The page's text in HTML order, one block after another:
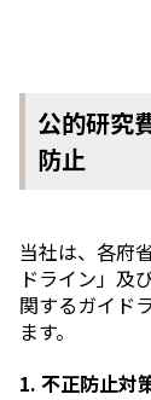
公的研究
防止
当社は、各府
ドライン」及
関するガイド
ます。
1. 不正防止対